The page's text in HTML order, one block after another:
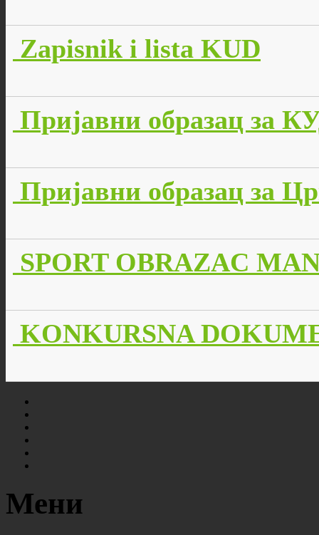
Zapisnik i lista KUD
Пријавни образац за
Пријавни образац за
SPORT OBRAZAC
KONKURSNA
Мени